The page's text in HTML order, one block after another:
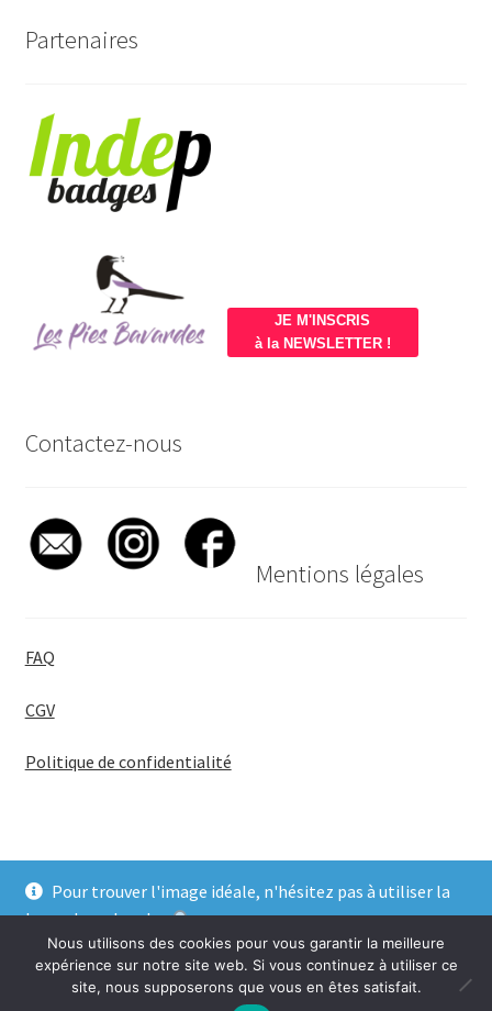
Pour trouver l'image idéale, n'hésitez pas à utiliser la
barre de recherche
Ignorer
Partenaires
JE M'INSCRIS
à la NEWSLETTER !
Contactez-nous
Mentions légales
FAQ
CGV
Politique de confidentialité
© BadgeGirl® 2026
Nous utilisons des cookies pour vous garantir la meilleure
expérience sur notre site web. Si vous continuez à utiliser ce
site, nous supposerons que vous en êtes satisfait.